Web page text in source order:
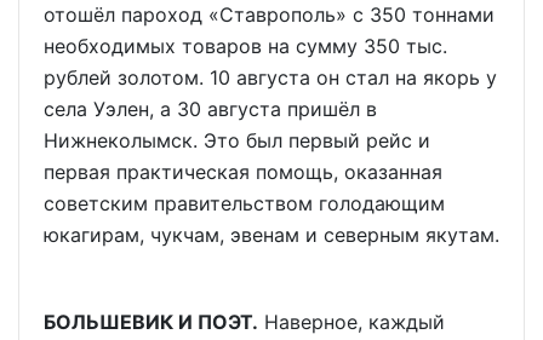
отошёл пароход «Ставрополь» с 350 тоннами
необходимых товаров на сумму 350 тыс.
рублей золотом. 10 августа он стал на якорь у
села Уэлен, а 30 августа пришёл в
Нижнеколымск. Это был первый рейс и
первая практическая помощь, оказанная
советским правительством голодающим
юкагирам, чукчам, эвенам и северным якутам.
БОЛЬШЕВИК И ПОЭТ. Наверное, каждый